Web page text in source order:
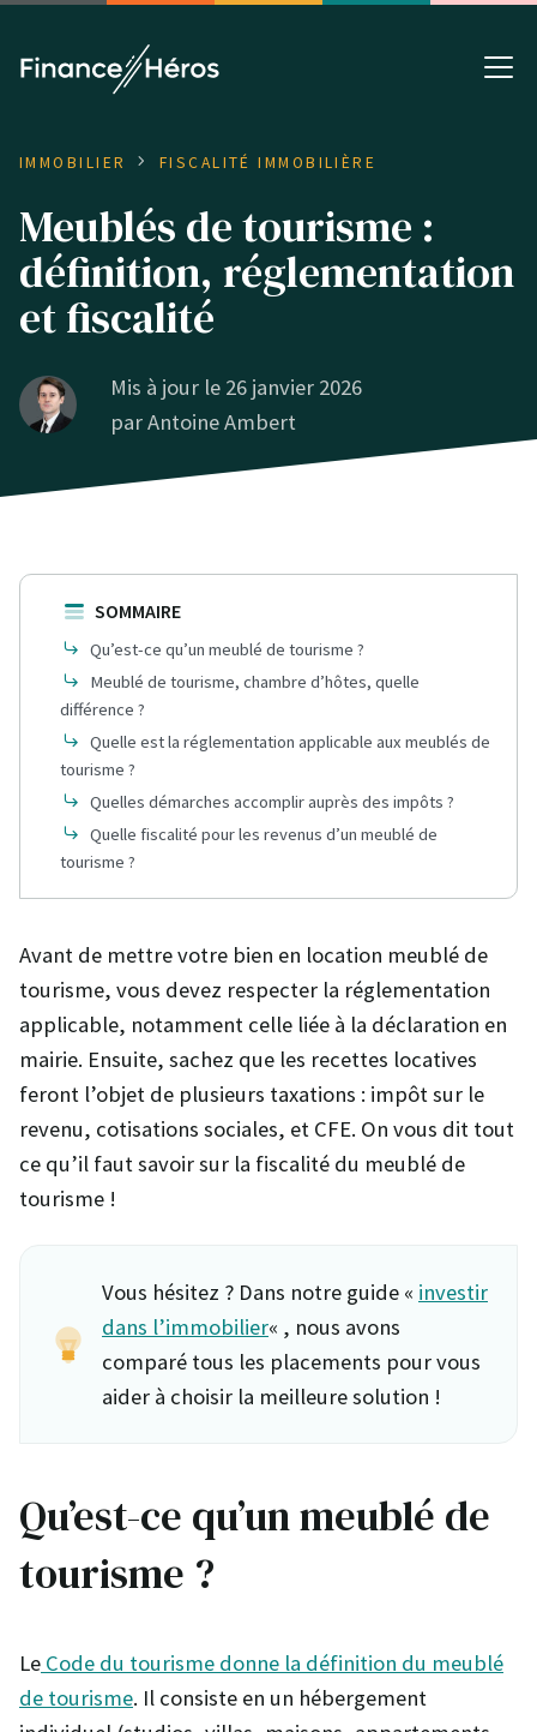
IMMOBILIER FISCALITÉ IMMOBILIÈRE
Meublés de tourisme :
définition, réglementation
et fiscalité
Mis à jour le 26 janvier 2026
parAntoine Ambert
SOMMAIRE
Qu’est-ce qu’un meublé de tourisme ?
Meublé de tourisme, chambre d’hôtes, quelle
différence ?
Quelle est la réglementation applicable aux meublés de
tourisme ?
Quelles démarches accomplir auprès des impôts ?
Quelle fiscalité pour les revenus d’un meublé de
tourisme ?
Avant de mettre votre bien en location meublé de
tourisme, vous devez respecter la réglementation
applicable, notamment celle liée à la déclaration en
mairie. Ensuite, sachez que les recettes locatives
feront l’objet de plusieurs taxations : impôt sur le
revenu, cotisations sociales, et CFE. On vous dit tout
ce qu’il faut savoir sur la fiscalité du meublé de
tourisme !
Vous hésitez ? Dans notre guide « investir
dans l’immobilier« , nous avons
comparé tous les placements pour vous
aider à choisir la meilleure solution !
Qu’est-ce qu’un meublé de
tourisme ?
Le Code du tourisme donne la définition du meublé
de tourisme. Il consiste en un hébergement